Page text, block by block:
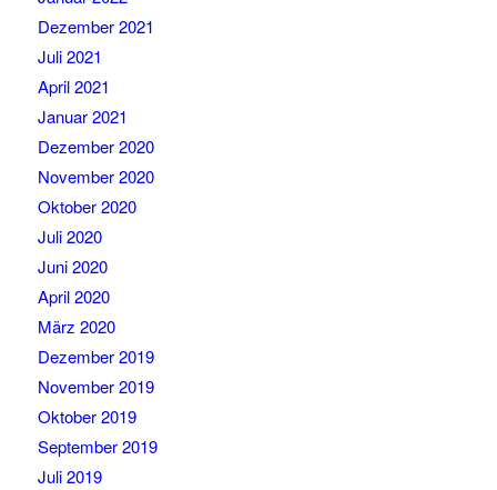
Dezember 2021
Juli 2021
April 2021
Januar 2021
Dezember 2020
November 2020
Oktober 2020
Juli 2020
Juni 2020
April 2020
März 2020
Dezember 2019
November 2019
Oktober 2019
September 2019
Juli 2019